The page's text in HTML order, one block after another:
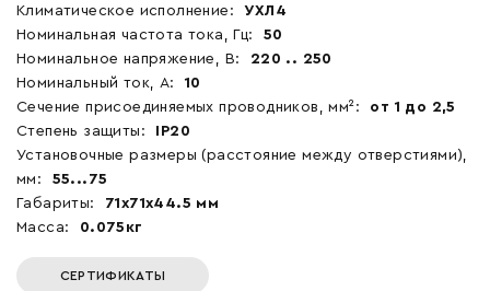
Климатическое исполнение:
УХЛ4
Номинальная частота тока, Гц:
50
Номинальное напряжение, В:
220 .. 250
Номинальный ток, А:
10
Сечение присоединяемых проводников, мм²:
от 1 до 2,5
Степень защиты:
IP20
Установочные размеры (расстояние между отверстиями),
мм:
55...75
Габариты:
71x71x44.5 мм
Масса:
0.075кг
СЕРТИФИКАТЫ